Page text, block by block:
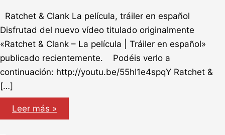
Ratchet & Clank La película, tráiler en español
Disfrutad del nuevo vídeo titulado originalmente
«Ratchet & Clank – La película | Tráiler en español»
publicado recientemente. Podéis verlo a
continuación: http://youtu.be/55hI1e4spqY Ratchet &
[…]
Ratchet
&
Clank
Leer más »